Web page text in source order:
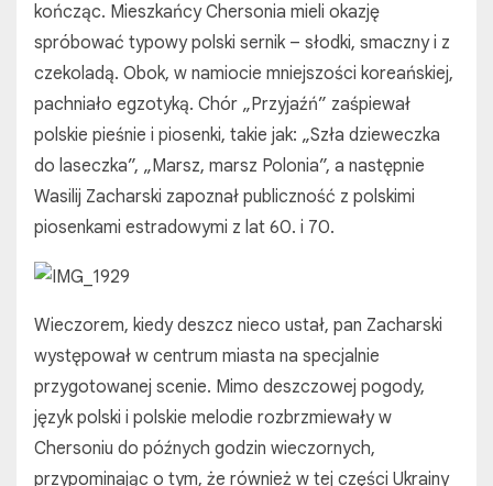
kończąc. Mieszkańcy Chersonia mieli okazję
spróbować typowy polski sernik – słodki, smaczny i z
czekoladą. Obok, w namiocie mniejszości koreańskiej,
pachniało egzotyką. Chór „Przyjaźń” zaśpiewał
polskie pieśnie i piosenki, takie jak: „Szła dzieweczka
do laseczka”, „Marsz, marsz Polonia”, a następnie
Wasilij Zacharski zapoznał publiczność z polskimi
piosenkami estradowymi z lat 60. i 70.
Wieczorem, kiedy deszcz nieco ustał, pan Zacharski
występował w centrum miasta na specjalnie
przygotowanej scenie. Mimo deszczowej pogody,
język polski i polskie melodie rozbrzmiewały w
Chersoniu do późnych godzin wieczornych,
przypominając o tym, że również w tej części Ukrainy